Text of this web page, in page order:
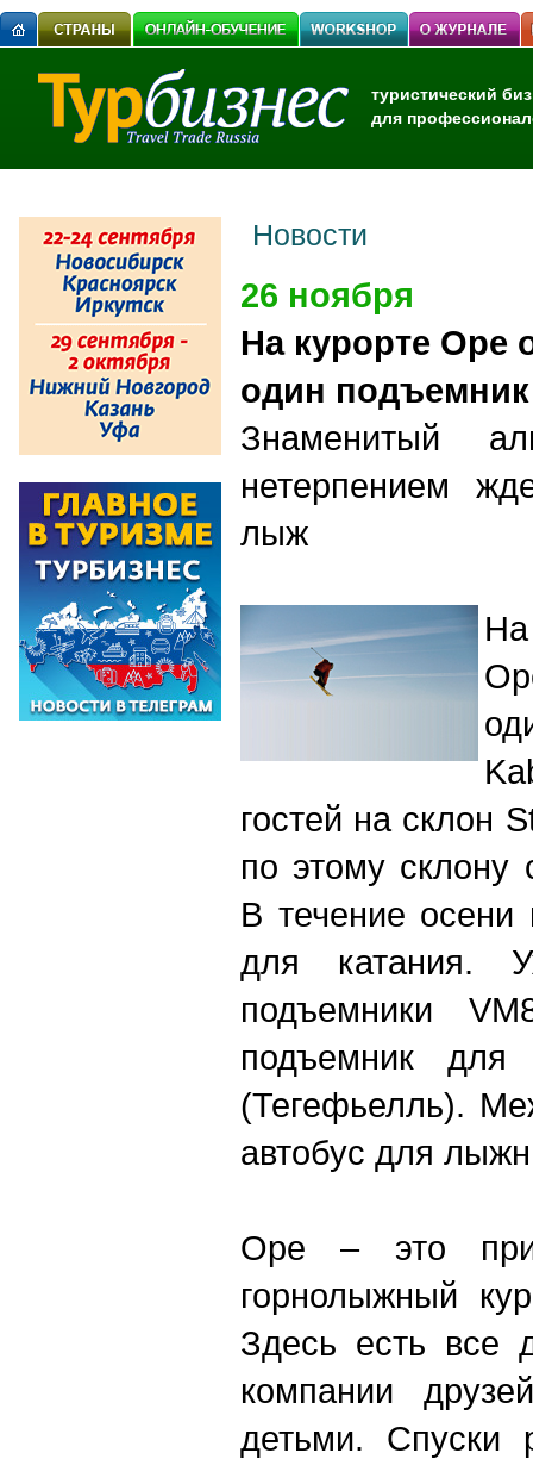
туристический
для
Новости
26 ноября
На курорте Оре
один подъемник
Знаменитый
нетерпением
лыж
На
гостей на склон
по этому склону
В течение осени
для катания.
подъемники
подъемник
(Тегефьелль).
автобус для
Оре – это
горнолыжный
Здесь есть все
компании
детьми. Спуски